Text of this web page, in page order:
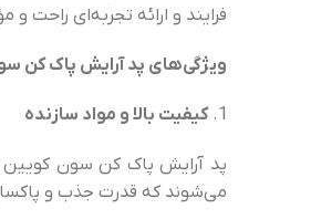
فرایند و ارائه تجربه‌ای راحت
ویژگی‌های پد آرایش پاک کن
کیفیت بالا و مواد سازنده
پد آرایش پاک کن سون کویین
می‌شوند که قدرت جذب و